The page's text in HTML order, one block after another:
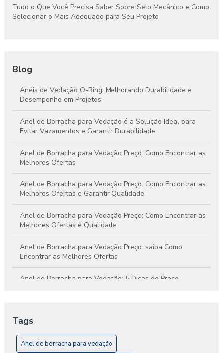
Tudo o Que Você Precisa Saber Sobre Selo Mecânico e Como
Selecionar o Mais Adequado para Seu Projeto
Blog
Anéis de Vedação O-Ring: Melhorando Durabilidade e
Desempenho em Projetos
Anel de Borracha para Vedação é a Solução Ideal para
Evitar Vazamentos e Garantir Durabilidade
Anel de Borracha para Vedação Preço: Como Encontrar as
Melhores Ofertas
Anel de Borracha para Vedação Preço: Como Encontrar as
Melhores Ofertas e Garantir Qualidade
Anel de Borracha para Vedação Preço: Como Encontrar as
Melhores Ofertas e Qualidade
Anel de Borracha para Vedação Preço: saiba Como
Encontrar as Melhores Ofertas
Anel de Borracha para Vedação: 5 Dicas de Preço
para Seu Projeto
Tags
Anel de borracha para vedação